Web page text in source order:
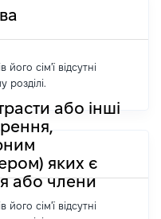
сім'ї відсутні
розділі.
або інші
яких є
або члени
сім'ї відсутні